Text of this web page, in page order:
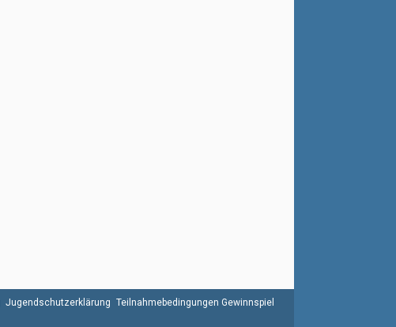
Jugendschutzerklärung Teilnahmebedingungen Gewinnspiel